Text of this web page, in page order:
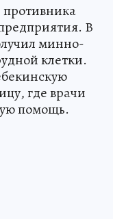
противника
В
минно-
клетки.
где врачи
помощь.